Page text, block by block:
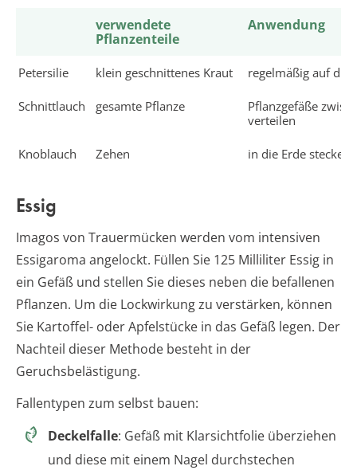
verwendete
Pflanzenteile
Anwendung
Petersilie klein geschnittenes Kraut regelmäßig auf die
Schnittlauch gesamte Pflanze
Pflanzgefäße
verteilen
Knoblauch Zehen in die Erde stecken
Essig
Imagos von Trauermücken werden vom intensiven
Essigaroma angelockt. Füllen Sie 125 Milliliter Essig in
ein Gefäß und stellen Sie dieses neben die befallenen
Pflanzen. Um die Lockwirkung zu verstärken, können
Sie Kartoffel- oder Apfelstücke in das Gefäß legen. Der
Nachteil dieser Methode besteht in der
Geruchsbelästigung.
Fallentypen zum selbst bauen:
Deckelfalle: Gefäß mit Klarsichtfolie überziehen
und diese mit einem Nagel durchstechen